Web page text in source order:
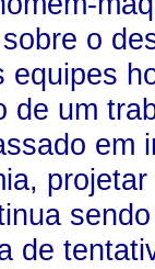
o
equipes
de um
em
de